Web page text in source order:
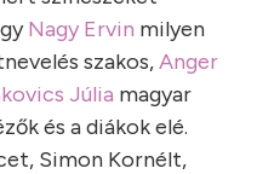
Nagy Ervin milyen
szakos,Anger
Júlia magyar
és a diákok elé.
Simon Kornélt,